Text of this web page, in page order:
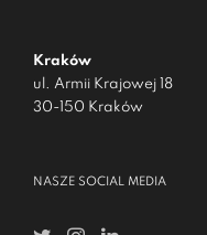
Kraków
ul. Armii Krajowej 18
30-150 Kraków
NASZE SOCIAL MEDIA